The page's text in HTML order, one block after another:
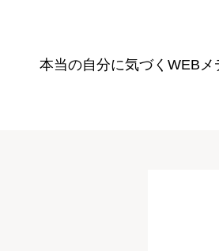
本当の自分に気づく WEBメ